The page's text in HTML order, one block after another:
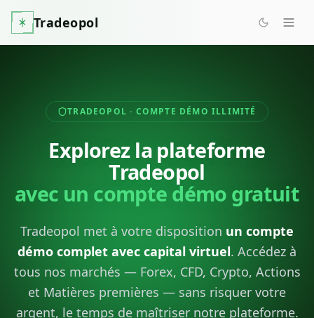
Tradeopol
TRADEOPOL · COMPTE DÉMO ILLIMITÉ
Explorez la plateforme
Tradeopol
avec un compte démo gratuit
Tradeopol met à votre disposition un compte
démo complet avec capital virtuel. Accédez à
tous nos marchés — Forex, CFD, Crypto, Actions
et Matières premières — sans risquer votre
argent, le temps de maîtriser notre plateforme.